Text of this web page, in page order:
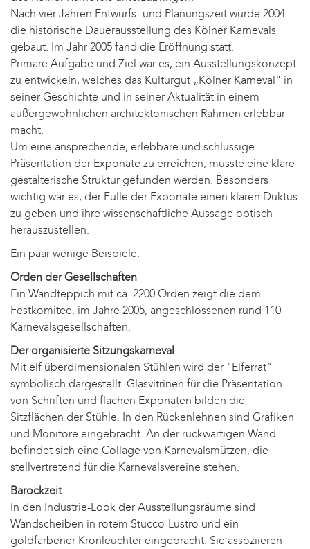
Nach vier Jahren Entwurfs- und Planungszeit wurde 2004
die historische Dauerausstellung des Kölner Karnevals
gebaut. Im Jahr 2005 fand die Eröffnung statt.
Primäre Aufgabe und Ziel war es, ein Ausstellungskonzept
zu entwickeln, welches das Kulturgut „Kölner Karneval“ in
seiner Geschichte und in seiner Aktualität in einem
außergewöhnlichen architektonischen Rahmen erlebbar
macht.
Um eine ansprechende, erlebbare und schlüssige
Präsentation der Exponate zu erreichen, musste eine klare
gestalterische Struktur gefunden werden. Besonders
wichtig war es, der Fülle der Exponate einen klaren Duktus
zu geben und ihre wissenschaftliche Aussage optisch
herauszustellen.
Ein paar wenige Beispiele:
Orden der Gesellschaften
Ein Wandteppich mit ca. 2200 Orden zeigt die dem
Festkomitee, im Jahre 2005, angeschlossenen rund 110
Karnevalsgesellschaften.
Der organisierte Sitzungskarneval
Mit elf überdimensionalen Stühlen wird der "Elferrat"
symbolisch dargestellt. Glasvitrinen für die Präsentation
von Schriften und flachen Exponaten bilden die
Sitzflächen der Stühle. In den Rückenlehnen sind Grafiken
und Monitore eingebracht. An der rückwärtigen Wand
befindet sich eine Collage von Karnevalsmützen, die
stellvertretend für die Karnevalsvereine stehen.
Barockzeit
In den Industrie-Look der Ausstellungsräume sind
Wandscheiben in rotem Stucco-Lustro und ein
goldfarbener Kronleuchter eingebracht. Sie assoziieren